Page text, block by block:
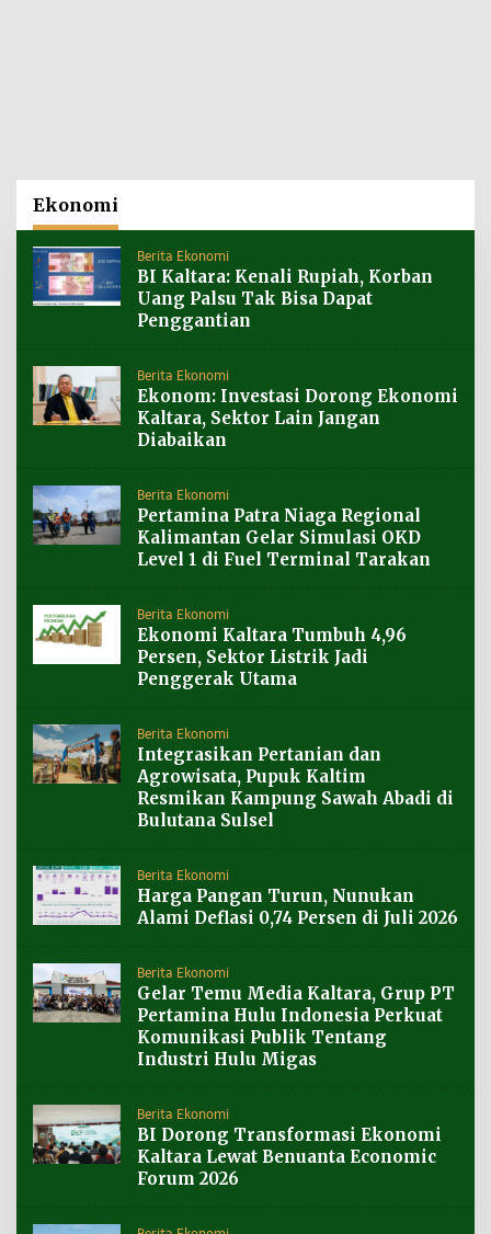
Ekonomi
Berita Ekonomi
BI Kaltara: Kenali Rupiah, Korban
Uang Palsu Tak Bisa Dapat
Penggantian
Berita Ekonomi
Ekonom: Investasi Dorong Ekonomi
Kaltara, Sektor Lain Jangan
Diabaikan
Berita Ekonomi
Pertamina Patra Niaga Regional
Kalimantan Gelar Simulasi OKD
Level 1 di Fuel Terminal Tarakan
Berita Ekonomi
Ekonomi Kaltara Tumbuh 4,96
Persen, Sektor Listrik Jadi
Penggerak Utama
Berita Ekonomi
Integrasikan Pertanian dan
Agrowisata, Pupuk Kaltim
Resmikan Kampung Sawah Abadi di
Bulutana Sulsel
Berita Ekonomi
Harga Pangan Turun, Nunukan
Alami Deflasi 0,74 Persen di Juli 2026
Berita Ekonomi
Gelar Temu Media Kaltara, Grup PT
Pertamina Hulu Indonesia Perkuat
Komunikasi Publik Tentang
Industri Hulu Migas
Berita Ekonomi
BI Dorong Transformasi Ekonomi
Kaltara Lewat Benuanta Economic
Forum 2026